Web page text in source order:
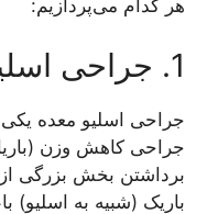
هر کدام می‌پردازیم:
1. جراحی اسلیو معده
جراحی اسلیو معده
جراحی کاهش وزن
برداشتن بخش بزرگی از
باریک (شبیه به